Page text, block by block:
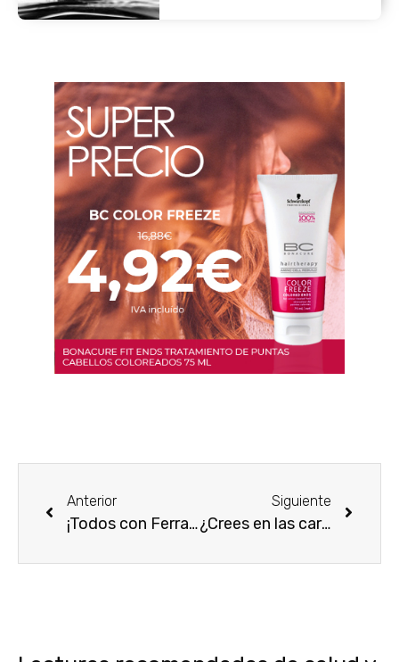
Anterior
¡Todos con Ferrari este fin de semana!
Siguiente
¿Crees en las cartas del Tarot? 10 La Roue de la Fortune – Dolce & Gabbana